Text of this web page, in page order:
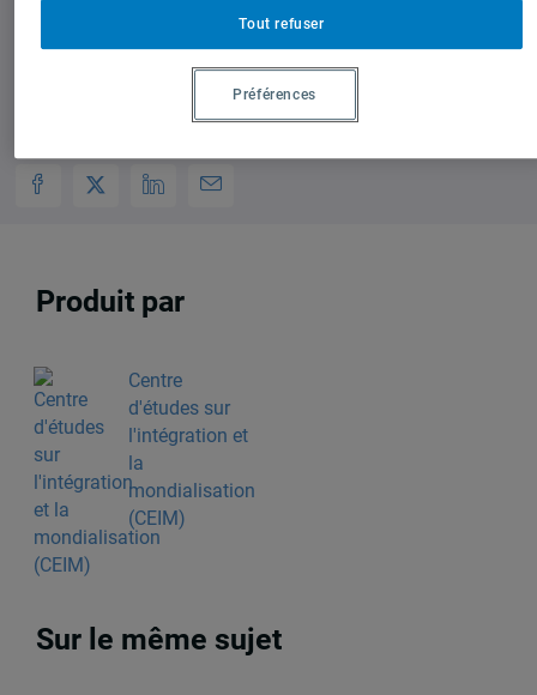
Produit par
Centre
d'études sur
l'intégration et
la
mondialisation
(CEIM)
Sur le même sujet
Tout refuser
Préférences